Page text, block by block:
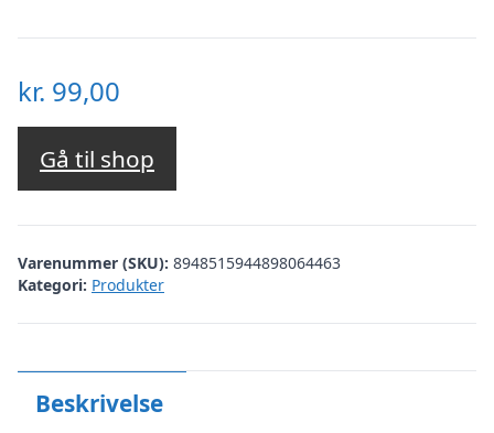
kr. 99,00
Gå til shop
Varenummer (SKU): 8948515944898064463
Kategori: Produkter
Beskrivelse